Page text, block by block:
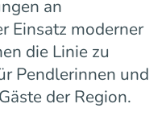
an
Einsatz moderner
die Linie zu
Pendlerinnen und
der Region.